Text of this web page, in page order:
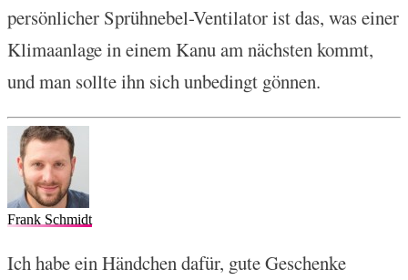
persönlicher Sprühnebel-Ventilator ist das, was einer
Klimaanlage in einem Kanu am nächsten kommt,
und man sollte ihn sich unbedingt gönnen.
Frank Schmidt
Ich habe ein Händchen dafür, gute Geschenke